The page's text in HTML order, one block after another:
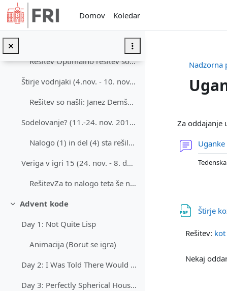
Preskoči na glavno vsebino
Domov
Koledar
Štirje konji (28. okt.- 3. nov.)
Rešitev Optimalno rešitev so našli: Jaka Bernard,...
Štirje vodnjaki (4.nov. - 10. nov. - Piškot)
Rešitev so našli: Janez Demšar, Andraž Jelenc, Kar...
Sodelovanje? (11.-24. nov. 2016 - Piškot)
Nalogo (1) in del (4) sta rešila Janez Demšar in&n...
Veriga v igri 15 (24. nov. - 8. dec. 2016 - Piškot) - dodani namigi
RešitevZa to nalogo teta še ni prejela prave rešit...
SkrčiAdvent kode
Day 1: Not Quite Lisp
Animacija (Borut se igra)
Day 2: I Was Told There Would Be No Math
Day 3: Perfectly Spherical Houses in a Vacuum
Nadzorna
Za oddajanje
Uganke
Štirje
Rešitev:
Nekaj